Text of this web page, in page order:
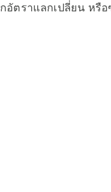
อัตราแลกเปลี่ยน หรื